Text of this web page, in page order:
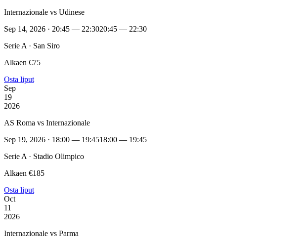
Internazionale vs Udinese
Sep 14, 2026 · 20:45 — 22:3020:45 — 22:30
Serie A · San Siro
Alkaen €75
Osta liput
Sep
19
2026
AS Roma vs Internazionale
Sep 19, 2026 · 18:00 — 19:4518:00 — 19:45
Serie A · Stadio Olimpico
Alkaen €185
Osta liput
Oct
11
2026
Internazionale vs Parma